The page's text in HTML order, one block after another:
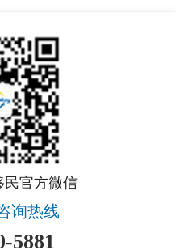
民官方微信
询热线
5881